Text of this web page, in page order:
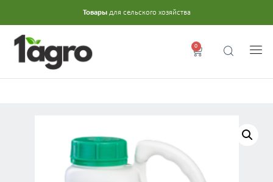
Товары для сельского хозяйства
0